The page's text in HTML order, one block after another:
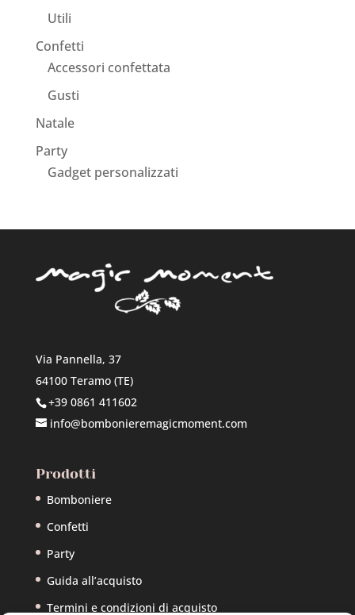
Utili
Confetti
Accessori confettata
Gusti
Natale
Party
Gadget personalizzati
Via Pannella, 37
64100 Teramo (TE)
+39 0861 411602
info@bombonieremagicmoment.com
Prodotti
Bomboniere
Confetti
Party
Guida all’acquisto
Termini e condizioni di acquisto